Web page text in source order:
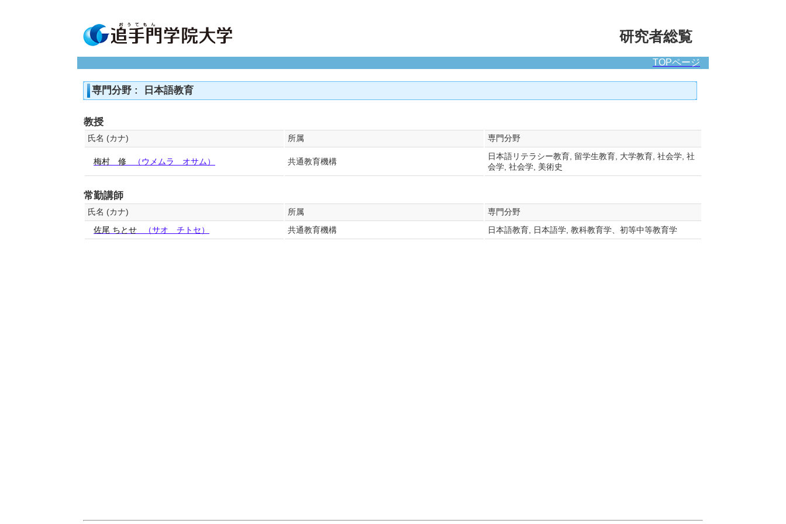
研究者総覧
TOPページ
専門分野 : 日本語教育
教授
氏名 (カナ) 所属 専門分野
梅村 修 （ウメムラ オサム） 共通教育機構
日本語リテラシー教育, 留学生教育, 大学教育, 社会学, 社
会学, 社会学, 美術史
常勤講師
氏名 (カナ) 所属 専門分野
佐尾 ちとせ （サオ チトセ） 共通教育機構 日本語教育, 日本語学, 教科教育学、初等中等教育学